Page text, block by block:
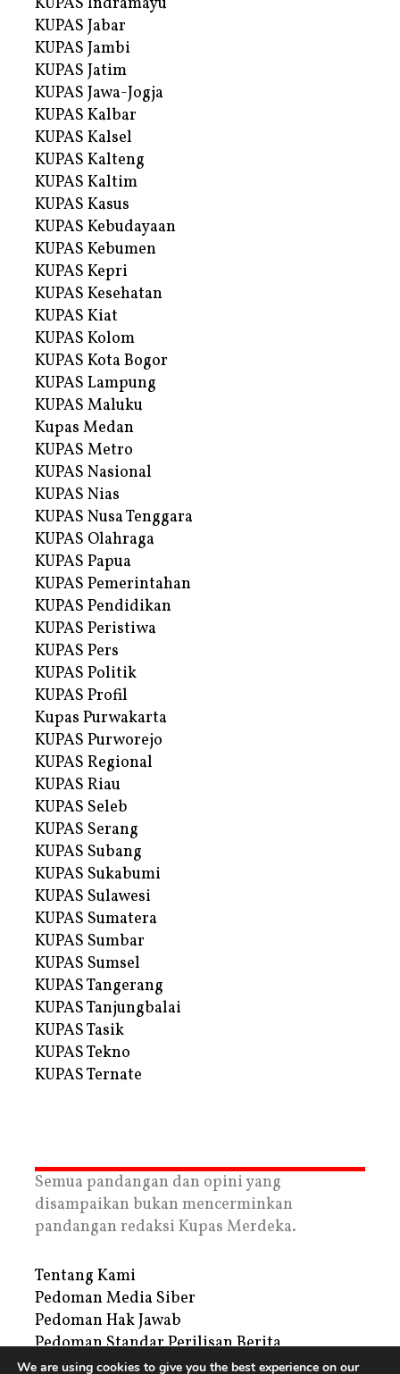
KUPAS Jabar
KUPAS Jambi
KUPAS Jatim
KUPAS Jawa-Jogja
KUPAS Kalbar
KUPAS Kalsel
KUPAS Kalteng
KUPAS Kaltim
KUPAS Kasus
KUPAS Kebudayaan
KUPAS Kebumen
KUPAS Kepri
KUPAS Kesehatan
KUPAS Kiat
KUPAS Kolom
KUPAS Kota Bogor
KUPAS Lampung
KUPAS Maluku
Kupas Medan
KUPAS Metro
KUPAS Nasional
KUPAS Nias
KUPAS Nusa Tenggara
KUPAS Olahraga
KUPAS Papua
KUPAS Pemerintahan
KUPAS Pendidikan
KUPAS Peristiwa
KUPAS Pers
KUPAS Politik
KUPAS Profil
Kupas Purwakarta
KUPAS Purworejo
KUPAS Regional
KUPAS Riau
KUPAS Seleb
KUPAS Serang
KUPAS Subang
KUPAS Sukabumi
KUPAS Sulawesi
KUPAS Sumatera
KUPAS Sumbar
KUPAS Sumsel
KUPAS Tangerang
KUPAS Tanjungbalai
KUPAS Tasik
KUPAS Tekno
KUPAS Ternate
Semua pandangan dan opini yang
disampaikan bukan mencerminkan
pandangan redaksi Kupas Merdeka.
Tentang Kami
Pedoman Media Siber
Pedoman Hak Jawab
Pedoman Standar Perilisan Berita
Privacy Policy
We are using cookies to give you the best experience on our